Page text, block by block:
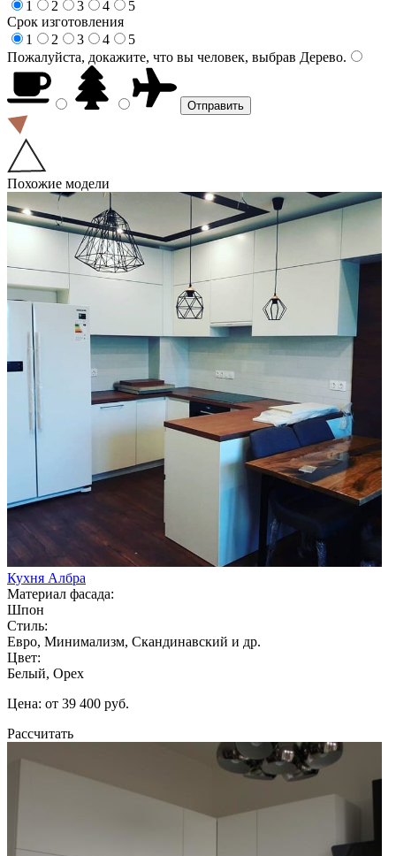
1
2 3 4
5
Срок изготовления
1
2 3 4
5
Пожалуйста, докажите, что вы человек, выбрав Дерево.
Похожие модели
Кухня Албра
Материал фасада:
Шпон
Стиль:
Евро, Минимализм, Скандинавский и др.
Цвет:
Белый, Орех
Цена: от 39 400 руб.
Рассчитать